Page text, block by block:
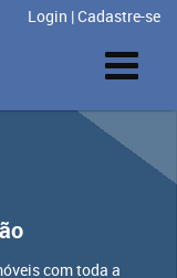
Login |Cadastre-se
com toda a